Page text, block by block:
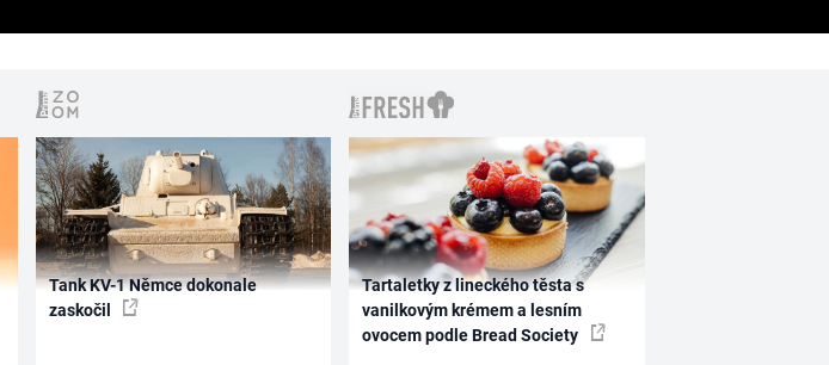
Tank KV-1 Němce dokonale
zaskočil
Tartaletky z lineckého těsta s
vanilkovým krémem a lesním
ovocem podle Bread Society